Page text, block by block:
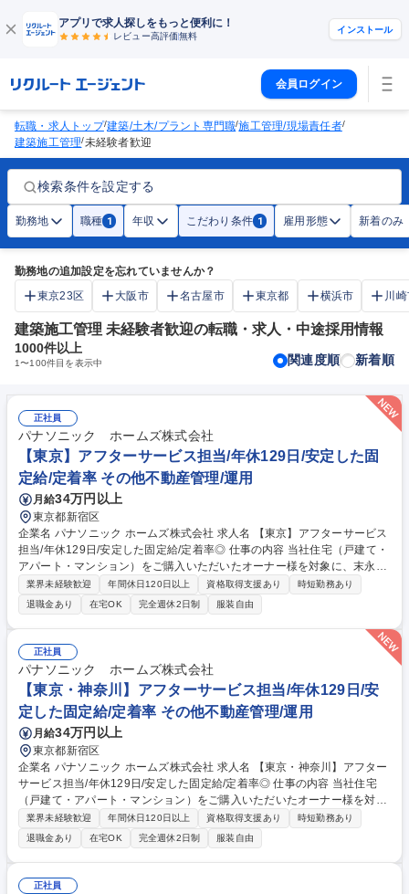
アプリで求人探しをもっと便利に！
レビュー高評価無料
インストール
会員ログイン
転職・求人トップ/建築/土木/プラント専門職/施工管理/現場責任者/
建築施工管理/未経験者歓迎
検索条件を設定する
勤務地 職種 1 年収 こだわり条件 1 雇用形態 新着のみ
勤務地の追加設定を忘れていませんか？
東京23区
大阪市 名古屋市 東京都 横浜市 川
建築施工管理 未経験者歓迎の転職・求人・中途採用情報
1000件以上
1〜100件目を表示中 関連度順 新着順
正社員
パナソニック ホームズ株式会社
【東京】アフターサービス担当/年休129日/安定した固
定給/定着率 その他不動産管理/運用
月給34万円以上
東京都新宿区
企業名 パナソニック ホームズ株式会社 求人名 【東京】アフターサービス
担当/年休129日/安定した固定給/定着率◎ 仕事の内容 当社住宅（戸建て・
アパート・マンション）をご購入いただいたオーナー様を対象に、末永く
安心してお住まいいただくためのアフターサービス業務全般を担当してい
ただきます。 ■技術を活かした「住まいの資産価値」の維持・向上：専門
知識を活かし、経年変化に応じた最適なメンテナンス計画をオーナー様に
共有 ■自身の裁量で進めるアフターサービス：新築引き渡し後の設備機器
の正しい使い方説明/建具の調整といった日常の「お困りごと」に対応 ■最
新AI「P-GAIROS」が技術判断をサポート：顧客データ/生成AIを組み合わ
せた独自システム「訪問対応支援システム P-GAIROS」を活用できます。
募集職種 【東京】アフターサービス担当/年休129日/安定した固定給/定着
率◎
業界未経験歓迎 年間休日120日以上 資格取得支援あり
時短勤務あり
退職金あり
在宅OK 完全週休2日制 服装自由
正社員
パナソニック ホームズ株式会社
【東京・神奈川】アフターサービス担当/年休129日/安
定した固定給/定着率 その他不動産管理/運用
月給34万円以上
東京都新宿区
企業名 パナソニック ホームズ株式会社 求人名 【東京・神奈川】アフター
サービス担当/年休129日/安定した固定給/定着率◎ 仕事の内容 当社住宅
（戸建て・アパート・マンション）をご購入いただいたオーナー様を対象
に、末永く安心してお住まいいただくためのアフターサービス業務全般を
担当していただきます。 ■技術を活かした「住まいの資産価値」の維持・
向上：専門知識を活かし、経年変化に応じた最適なメンテナンス計画をオ
ーナー様に共有 ■自身の裁量で進めるアフターサービス：新築引き渡し後
の設備機器の正しい使い方説明/建具の調整といった日常の「お困りごと」
業界未経験歓迎 年間休日120日以上 資格取得支援あり
時短勤務あり
退職金あり
在宅OK 完全週休2日制 服装自由
正社員